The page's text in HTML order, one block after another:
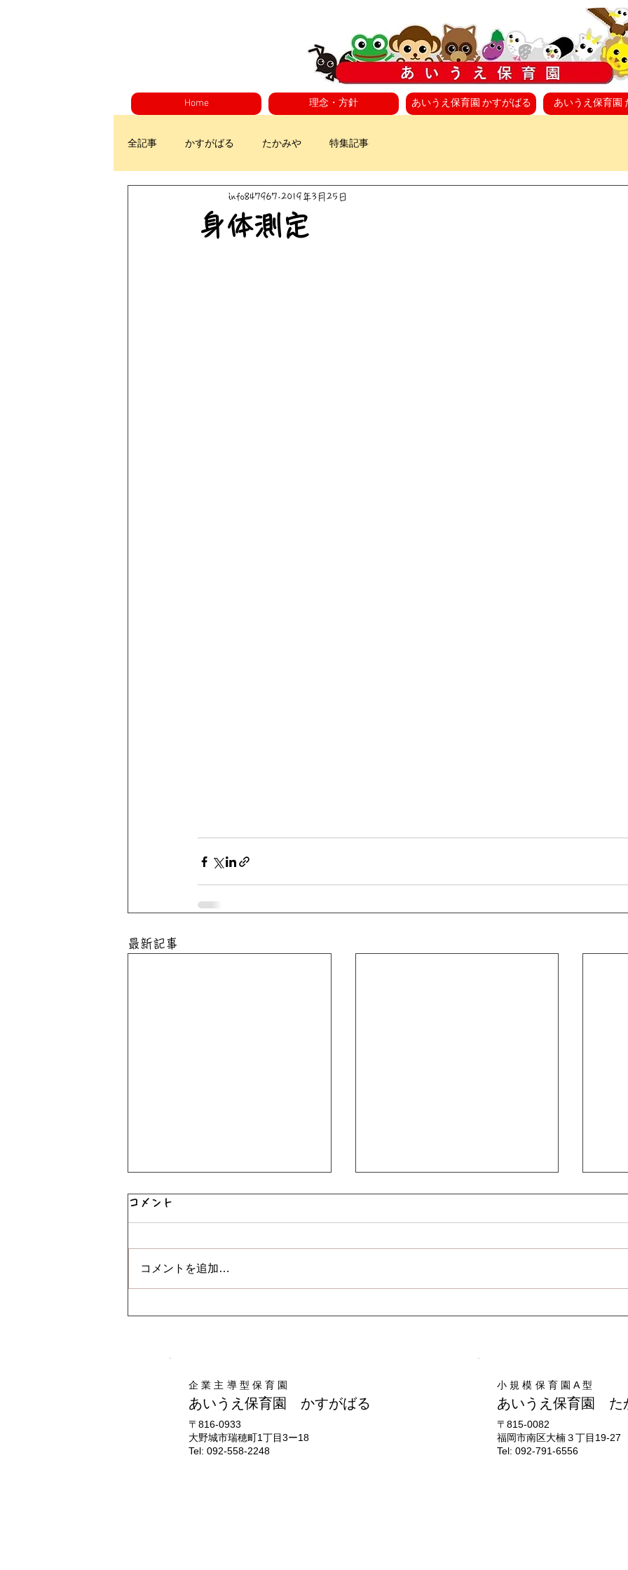
Home 理念・方針 あいうえ保育園 かすがばる あいうえ保育園
全記事 かすがばる たかみや 特集記事
身体測定
info847967 2019年3月25日
最新記事
♪音楽あそび😊
お部屋で遊びました♪
コメント
コメントを追加…
企業主導型保育園
あいうえ保育園 かすがばる
​〒816-0933
大野城市瑞穂町1丁目3ー18
Tel: 092-558-2248
小規模保育園A型
あいうえ保育園 た
​〒815-0082
福岡市南区大楠３丁目19-27
Tel: 092-791-6556